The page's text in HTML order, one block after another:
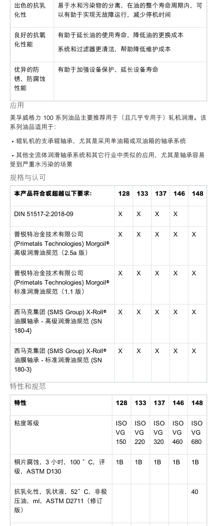
出色的抗乳
化性
易于水和污染物的分离，在油的整个寿命周期内，可
以有助于实现无故障运行，减少停机时间
良好的抗氧
化性能
有助于延长油的使用寿命，降低油的更换成本
系统和过滤器更清洁，帮助降低维护成本
优异的防
锈、防腐蚀
性能
有助于加强设备保护、延长设备寿命
应用
美孚威格力 100 系列油品主要推荐用于（且几乎专用于）轧机润滑。该
系列油品适用于：
• 辊轧机的支承辊轴承，尤其是采用单油箱或双油箱的轴承系统
• 其他全流体润滑轴承系统和其它行业中类似的应用，尤其是轴承容易
受到严重水污染的场景
规格与认可
本产品符合或超越以下要求： 128 133 137 146 148
DIN 51517-2:2018-09 X X X X
普锐特冶金技术有限公司
(Primetals Technologies) Morgoil®
高级润滑油规范（2.5a 版）
X X X X X
普锐特冶金技术有限公司
(Primetals Technologies) Morgoil®
标准润滑油规范（1.1 版）
X X X X X
西马克集团 (SMS Group) X-Roll®
油膜轴承 - 高级润滑油规范 (SN
180-4)
X X X X X
西马克集团 (SMS Group) X-Roll®
油膜轴承 - 标准润滑油规范 (SN
180-3)
X X X X X
特性和规范
特性 128 133 137 146 148
粘度等级
ISO
VG
150
ISO
VG
220
ISO
VG
320
ISO
VG
460
ISO
VG
680
铜片腐蚀，3 小时，100 °C，评
级，ASTM D130
1B 1B 1B 1B 1B
抗乳化性，乳状液，52°C，非极
压油，ml，ASTM D2711（修订
版）
40